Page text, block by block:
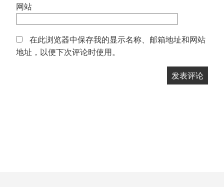
网站
在此浏览器中保存我的显示名称、邮箱地址和网站
地址，以便下次评论时使用。